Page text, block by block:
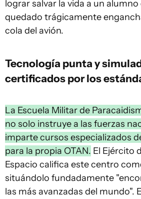
lograr salvar la vida a un alumno
quedado trágicamente
cola del avión.
Tecnología punta y
certificados por los
La Escuela Militar de
no solo instruye a las fuerzas
imparte cursos especializados
para la propia OTAN. El Ejército
Espacio califica este centro
situándolo fundadamente
las más avanzadas del mundo".